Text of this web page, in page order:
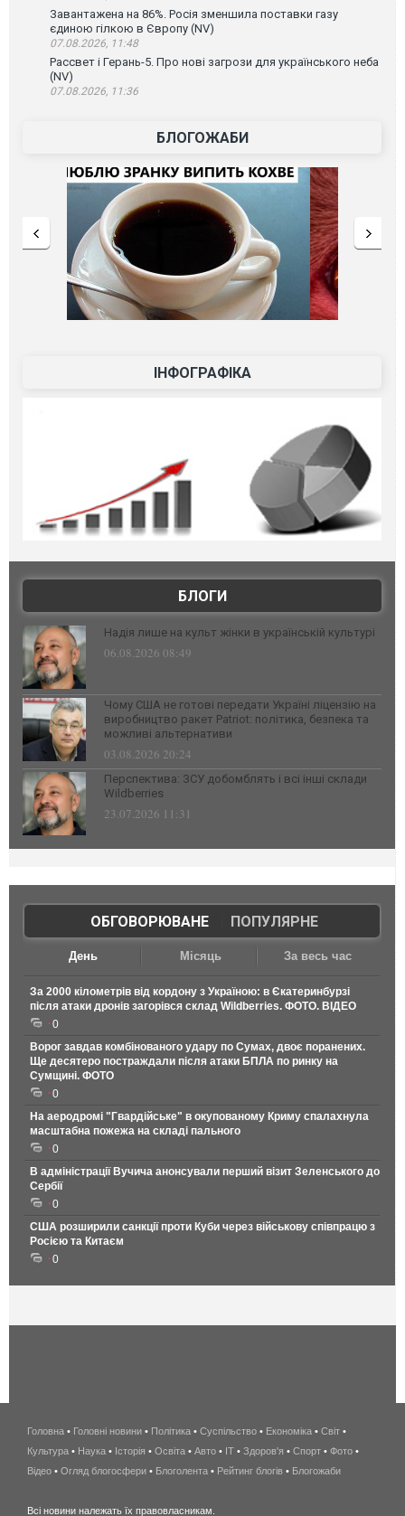
Завантажена на 86%. Росія зменшила поставки газу
єдиною гілкою в Європу (NV)
07.08.2026, 11:48
Рассвет і Герань-5. Про нові загрози для українського неба
(NV)
07.08.2026, 11:36
БЛОГОЖАБИ
ІНФОГРАФІКА
БЛОГИ
Надія лише на культ жінки в українській культурі
06.08.2026 08:49
Чому США не готові передати Україні ліцензію на
виробництво ракет Patriot: політика, безпека та
можливі альтернативи
03.08.2026 20:24
Перспектива: ЗСУ добомблять і всі інші склади
Wildberries
23.07.2026 11:31
ОБГОВОРЮВАНЕ| ПОПУЛЯРНЕ
День Місяць За весь час
За 2000 кілометрів від кордону з Україною: в Єкатеринбурзі
після атаки дронів загорівся склад Wildberries. ФОТО. ВІДЕО
0
Ворог завдав комбінованого удару по Сумах, двоє поранених.
Ще десятеро постраждали після атаки БПЛА по ринку на
Сумщині. ФОТО
0
На аеродромі "Гвардійське" в окупованому Криму спалахнула
масштабна пожежа на складі пального
0
В адміністрації Вучича анонсували перший візит Зеленського до
Сербії
0
США розширили санкції проти Куби через військову співпрацю з
Росією та Китаєм
0
беспроводной
интернет
киев
Головна • Головні новини • Політика • Суспільство • Економіка • Світ •
Культура • Наука • Історія • Освіта • Авто • IT • Здоров'я • Спорт • Фото •
Відео • Огляд блогосфери • Блоголента • Рейтинг блогів • Блогожаби
Всі новини належать їх правовласникам.